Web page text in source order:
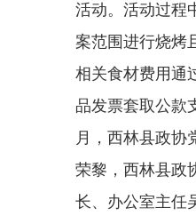
活动。活动过程
案范围进行烧烤
相关食材费用通
品发票套取公款
月，西林县政协
荣黎，西林县政
长、办公室主任